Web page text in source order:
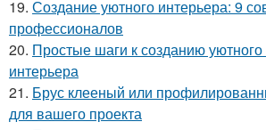
19. Создание уютного интерьера: 9
профессионалов
20. Простые шаги к созданию уютного
интерьера
21. Брус клееный или
для вашего проекта